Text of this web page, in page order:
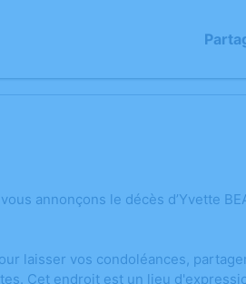
annonçons le décès d’Yvette
laisser vos condoléances,
Cet endroit est un lieu